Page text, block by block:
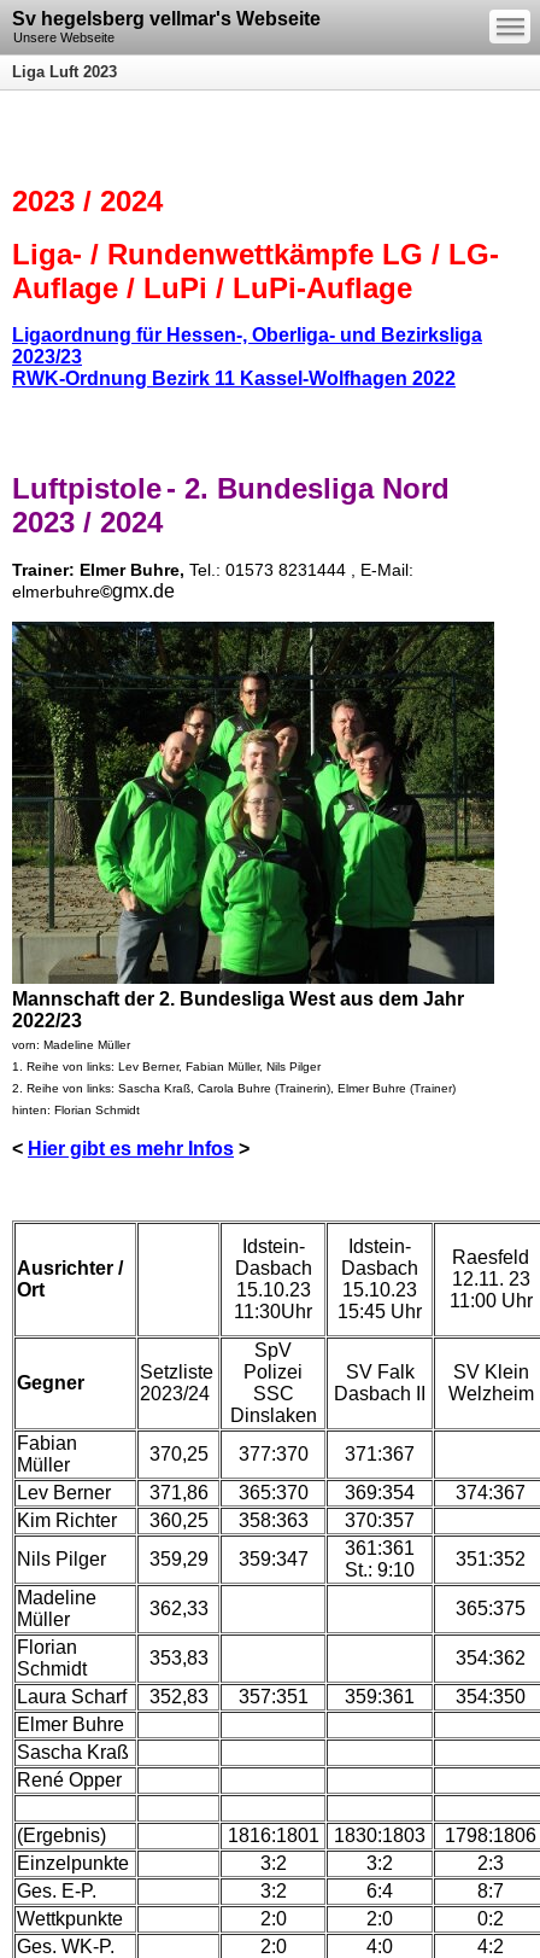
Sv hegelsberg vellmar's Webseite
Unsere Webseite
—
—
—
Liga Luft 2023
2023 / 2024
Liga- / Rundenwettkämpfe LG / LG-
Auflage / LuPi / LuPi-Auflage
Ligaordnung für Hessen-, Oberliga- und Bezirksliga
2023/23
RWK-Ordnung Bezirk 11 Kassel-Wolfhagen 2022
Luftpistole- 2. Bundesliga Nord
2023 / 2024
Trainer: Elmer Buhre, Tel.: 01573 8231444
, E-Mail:
elmerbuhre©gmx.de
Mannschaft der 2. Bundesliga West aus dem Jahr
2022/23
vorn: Madeline Müller
1. Reihe von links: Lev Berner, Fabian Müller, Nils Pilger
2. Reihe von links: Sascha Kraß, Carola Buhre (Trainerin), Elmer Buhre (Trainer)
hinten: Florian Schmidt
< Hier gibt es mehr Infos >
Ausrichter /
Ort
Idstein-
Dasbach
15.10.23
11:30Uhr
Idstein-
Dasbach
15.10.23
15:45 Uhr
Raesfeld
12.11. 23
11:00 Uhr
Gegner
Setzliste
2023/24
SpV
Polizei
SSC
Dinslaken
SV Falk
Dasbach II
SV Klein
Welzheim
Fabian
Müller
370,25 377:370
371:367
Lev Berner
371,86 365:370 369:354
374:367
Kim Richter
360,25 358:363
370:357
Nils Pilger
359,29 359:347
361:361
St.: 9:10
351:352
Madeline
Müller
362,33
365:375
Florian
Schmidt
353,83
354:362
Laura Scharf
352,83 357:351 359:361
354:350
Elmer Buhre
Sascha Kraß
René Opper
(Ergebnis) 1816:1801 1830:1803
1798:1806
Einzelpunkte
3:2 3:2
2:3
Ges. E-P.
3:2 6:4
8:7
Wettkpunkte
2:0 2:0
0:2
Ges. WK-P.
2:0 4:0 4:2